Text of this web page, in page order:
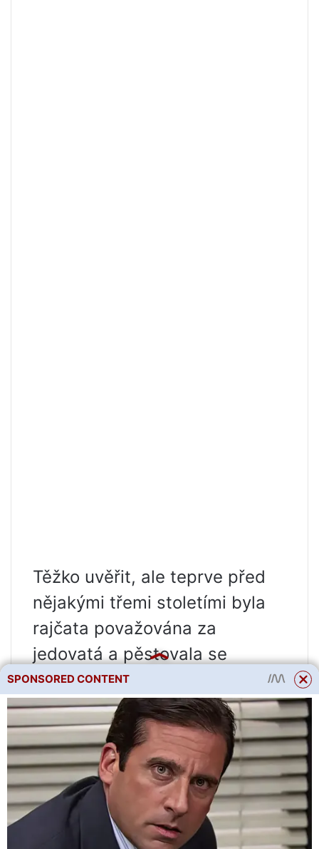
Těžko uvěřit, ale teprve před
nějakými třemi stoletími byla
rajčata považována za
jedovatá a pěstovala se
výhradně pro dekorativní účely
nejen u nás, ale i ve zdánlivě
osvícené Evropě. Ale když se
nad tím zamyslíte, není se
čemu divit – patří do čeledi
hluchavkovitých, jejíž zástupci
dokážou lidskému zdraví
SPONSORED CONTENT